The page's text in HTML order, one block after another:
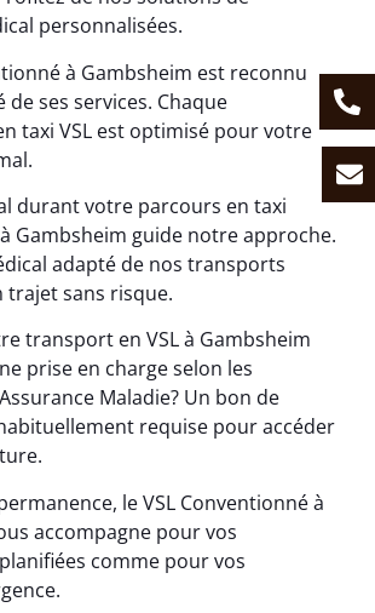
personnalisées.
à Gambsheim est reconnu
ses services. Chaque
taxi VSL est optimisé pour votre
durant votre parcours en taxi
Gambsheim guide notre approche.
adapté de nos transports
sans risque.
transport en VSL à Gambsheim
prise en charge selon les
Maladie? Un bon de
requise pour accéder
le VSL Conventionné à
accompagne pour vos
comme pour vos